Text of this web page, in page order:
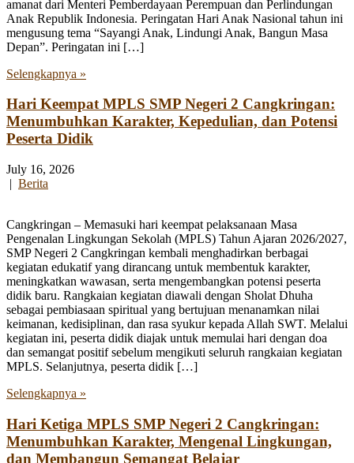
amanat dari Menteri Pemberdayaan Perempuan dan Perlindungan
Anak Republik Indonesia. Peringatan Hari Anak Nasional tahun ini
mengusung tema “Sayangi Anak, Lindungi Anak, Bangun Masa
Depan”. Peringatan ini […]
Selengkapnya »
Hari Keempat MPLS SMP Negeri 2 Cangkringan:
Menumbuhkan Karakter, Kepedulian, dan Potensi
Peserta Didik
July 16, 2026
| Berita
Cangkringan – Memasuki hari keempat pelaksanaan Masa
Pengenalan Lingkungan Sekolah (MPLS) Tahun Ajaran 2026/2027,
SMP Negeri 2 Cangkringan kembali menghadirkan berbagai
kegiatan edukatif yang dirancang untuk membentuk karakter,
meningkatkan wawasan, serta mengembangkan potensi peserta
didik baru. Rangkaian kegiatan diawali dengan Sholat Dhuha
sebagai pembiasaan spiritual yang bertujuan menanamkan nilai
keimanan, kedisiplinan, dan rasa syukur kepada Allah SWT. Melalui
kegiatan ini, peserta didik diajak untuk memulai hari dengan doa
dan semangat positif sebelum mengikuti seluruh rangkaian kegiatan
MPLS. Selanjutnya, peserta didik […]
Selengkapnya »
Hari Ketiga MPLS SMP Negeri 2 Cangkringan:
Menumbuhkan Karakter, Mengenal Lingkungan,
dan Membangun Semangat Belajar